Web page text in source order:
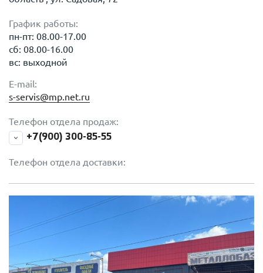
График работы:
пн-пт: 08.00-17.00
сб: 08.00-16.00
вс: выходной
E-mail:
s-servis@mp.net.ru
Телефон отдела продаж:
+7(900) 300-85-55
Телефон отдела доставки: